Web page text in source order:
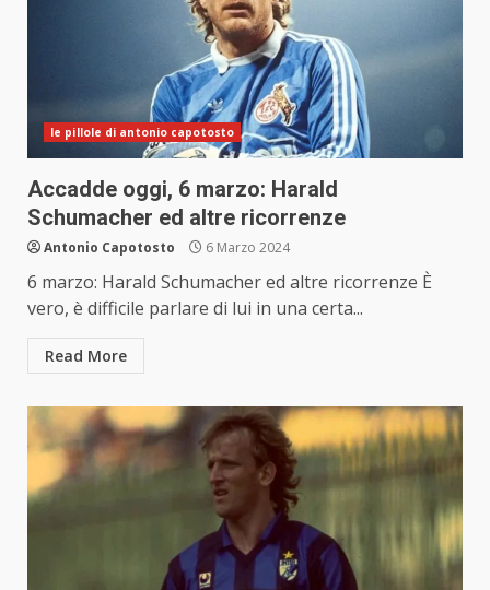
le pillole di antonio capotosto
Accadde oggi, 6 marzo: Harald
Schumacher ed altre ricorrenze
Antonio Capotosto 6 Marzo 2024
6 marzo: Harald Schumacher ed altre ricorrenze È
vero, è difficile parlare di lui in una certa...
Read More